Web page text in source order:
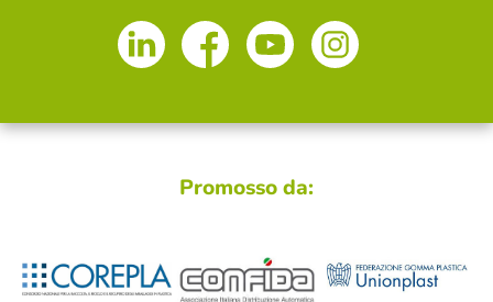
Promosso da: